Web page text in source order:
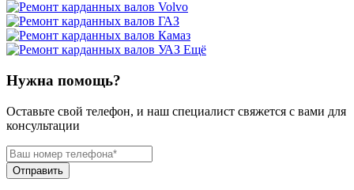
Ещё
Нужна помощь?
Оставьте свой телефон, и наш специалист свяжется с вами для
консультации
Отправить